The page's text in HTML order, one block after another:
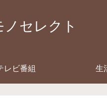
ノセレクト
レビ番組 生